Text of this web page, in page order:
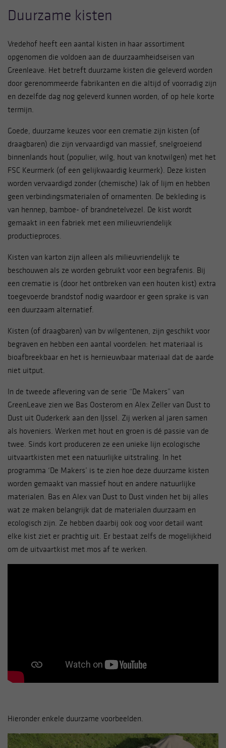
Duurzame kisten
Vredehof heeft een aantal kisten in haar assortiment
opgenomen die voldoen aan de duurzaamheidseisen van
Greenleave. Het betreft duurzame kisten die geleverd worden
door gerenommeerde fabrikanten en die altijd of voorradig zijn
en dezelfde dag nog geleverd kunnen worden, of op hele korte
termijn.
Goede, duurzame keuzes voor een crematie zijn kisten (of
draagbaren) die zijn vervaardigd van massief, snelgroeiend
binnenlands hout (populier, wilg, hout van knotwilgen) met het
FSC Keurmerk (of een gelijkwaardig keurmerk). Deze kisten
worden vervaardigd zonder (chemische) lak of lijm en hebben
geen verbindingsmaterialen of ornamenten. De bekleding is
van hennep, bamboe- of brandnetelvezel. De kist wordt
gemaakt in een fabriek met een milieuvriendelijk
productieproces.
Kisten van karton zijn alleen als milieuvriendelijk te
beschouwen als ze worden gebruikt voor een begrafenis. Bij
een crematie is (door het ontbreken van een houten kist) extra
toegevoerde brandstof nodig waardoor er geen sprake is van
een duurzaam alternatief.
Kisten (of draagbaren) van bv wilgentenen, zijn geschikt voor
begraven en hebben een aantal voordelen: het materiaal is
bioafbreekbaar en het is hernieuwbaar materiaal dat de aarde
niet uitput.
In de tweede aflevering van de serie “De Makers” van
GreenLeave zien we Bas Oosterom en Alex Zeller van Dust to
Dust uit Ouderkerk aan den IJssel. Zij werken al jaren samen
als hoveniers. Werken met hout en groen is dé passie van de
twee. Sinds kort produceren ze een unieke lijn ecologische
uitvaartkisten met een natuurlijke uitstraling. In het
programma ‘De Makers’ is te zien hoe deze duurzame kisten
worden gemaakt van massief hout en andere natuurlijke
materialen. Bas en Alex van Dust to Dust vinden het bij alles
wat ze maken belangrijk dat de materialen duurzaam en
ecologisch zijn. Ze hebben daarbij ook oog voor detail want
elke kist ziet er prachtig uit. Er bestaat zelfs de mogelijkheid
om de uitvaartkist met mos af te werken.
Hieronder enkele duurzame voorbeelden.